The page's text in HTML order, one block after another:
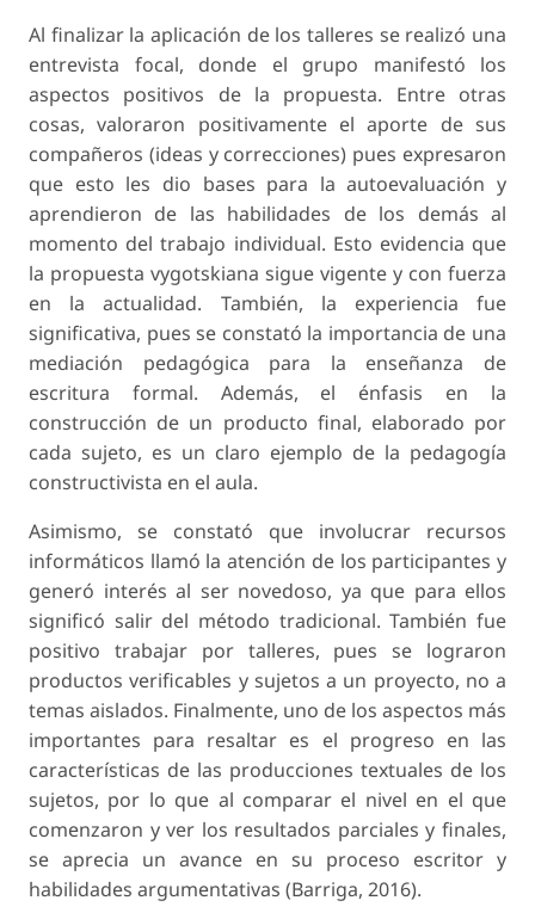
Al finalizar la aplicación de los talleres se realizó una
entrevista focal, donde el grupo manifestó los
aspectos positivos de la propuesta. Entre otras
cosas, valoraron positivamente el aporte de sus
compañeros (ideas y correcciones) pues expresaron
que esto les dio bases para la autoevaluación y
aprendieron de las habilidades de los demás al
momento del trabajo individual. Esto evidencia que
la propuesta vygotskiana sigue vigente y con fuerza
en la actualidad. También, la experiencia fue
significativa, pues se constató la importancia de una
mediación pedagógica para la enseñanza de
escritura formal. Además, el énfasis en la
construcción de un producto final, elaborado por
cada sujeto, es un claro ejemplo de la pedagogía
constructivista en el aula.
Asimismo, se constató que involucrar recursos
informáticos llamó la atención de los participantes y
generó interés al ser novedoso, ya que para ellos
significó salir del método tradicional. También fue
positivo trabajar por talleres, pues se lograron
productos verificables y sujetos a un proyecto, no a
temas aislados. Finalmente, uno de los aspectos más
importantes para resaltar es el progreso en las
características de las producciones textuales de los
sujetos, por lo que al comparar el nivel en el que
comenzaron y ver los resultados parciales y finales,
se aprecia un avance en su proceso escritor y
habilidades argumentativas (Barriga, 2016).